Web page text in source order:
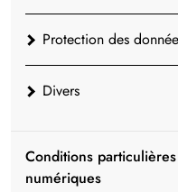
Protection des
Divers
Conditions
numériques